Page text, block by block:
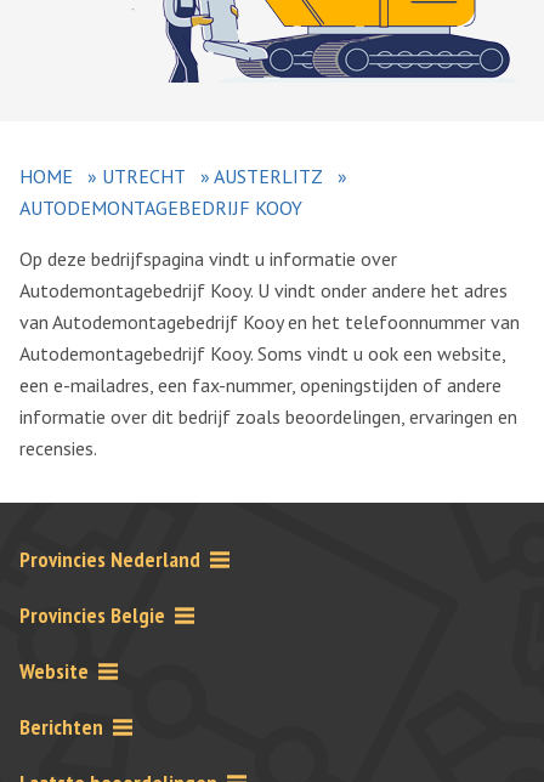
HOME » UTRECHT » AUSTERLITZ
»
AUTODEMONTAGEBEDRIJF KOOY
Op deze bedrijfspagina vindt u informatie over
Autodemontagebedrijf Kooy. U vindt onder andere het adres
van Autodemontagebedrijf Kooy en het telefoonnummer van
Autodemontagebedrijf Kooy. Soms vindt u ook een website,
een e-mailadres, een fax-nummer, openingstijden of andere
informatie over dit bedrijf zoals beoordelingen, ervaringen en
recensies.
Provincies Nederland
Provincies Belgie
Website
Berichten